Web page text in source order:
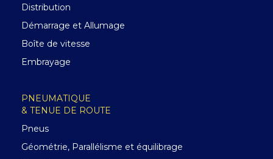
Distribution
Démarrage et Allumage
Boîte de vitesse
Embrayage
PNEUMATIQUE
& TENUE DE ROUTE
Pneus
Géométrie, Parallélisme et équilibrage